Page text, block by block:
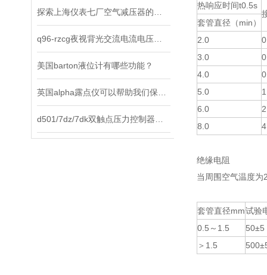
美国barton液位计有哪些功能？
热响应时间t0.5s
套管直径（min）
2.0
3.0
4.0
5.0
6.0
8.0
绝缘电阻
当周围空气温度
套管直径mm试验
0.5～1.5
50±5
＞1.5